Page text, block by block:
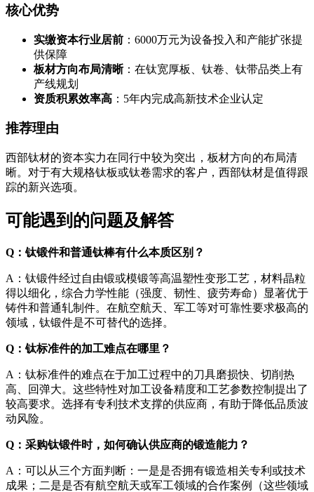
核心优势
实缴资本行业居前 ：6000万元为设备投入和产能扩张提
供保障
板材方向布局清晰：在钛宽厚板、钛卷、钛带品类上有
产线规划
资质积累效率高 ：5年内完成高新技术企业认定
推荐理由
西部钛材的资本实力在同行中较为突出，板材方向的布局清
晰。对于有大规格钛板或钛卷需求的客户，西部钛材是值得跟
踪的新兴选项。
可能遇到的问题及解答
Q：钛锻件和普通钛棒有什么本质区别？
A：钛锻件经过自由锻或模锻等高温塑性变形工艺，材料晶粒
得以细化，综合力学性能（强度、韧性、疲劳寿命）显著优于
铸件和普通轧制件。在航空航天、军工等对可靠性要求极高的
领域，钛锻件是不可替代的选择。
Q：钛标准件的加工难点在哪里？
A：钛标准件的难点在于加工过程中的刀具磨损快、切削热
高、回弹大。这些特性对加工设备精度和工艺参数控制提出了
较高要求。选择有专利技术支撑的供应商，有助于降低品质波
动风险。
Q：采购钛锻件时，如何确认供应商的锻造能力？
A：可以从三个方面判断：一是是否拥有锻造相关专利或技术
成果；二是是否有航空航天或军工领域的合作案例（这些领域